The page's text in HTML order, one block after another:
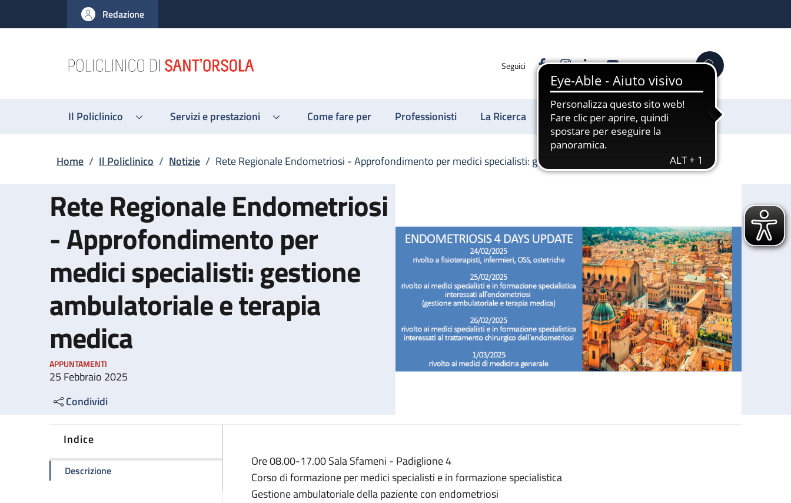
al contenuto principale
to footer content
Redazione
Seguici FacebookInstagram
LinkedinYouTube Cerca
Il Policlinico Servizi e prestazioni Come fare per Professionisti La Ricerca Sostienici
Briciole di pane
Home / Il Policlinico / Notizie / Rete Regionale Endometriosi - Approfondimento per medici specialisti: gestione ambulatoriale e terapia medica
Rete Regionale Endometriosi
- Approfondimento per
medici specialisti: gestione
ambulatoriale e terapia
medica
APPUNTAMENTI
25 Febbraio 2025
Condividi
Indice
Descrizionedella pagina Rete Regionale Endometriosi - Approfondimento per medici specialisti: gestione ambulatoriale e terapia medica
Ore 08.00-17.00 Sala Sfameni - Padiglione 4
Corso di formazione per medici specialisti e in formazione specialistica
Gestione ambulatoriale della paziente con endometriosi